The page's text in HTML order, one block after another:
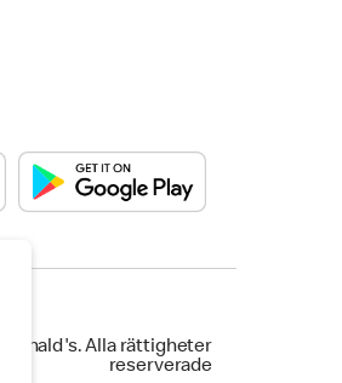
Alla rättigheter
reserverade